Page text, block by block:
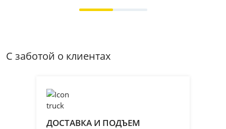
С заботой о клиентах
ДОСТАВКА И ПОДЪЕМ